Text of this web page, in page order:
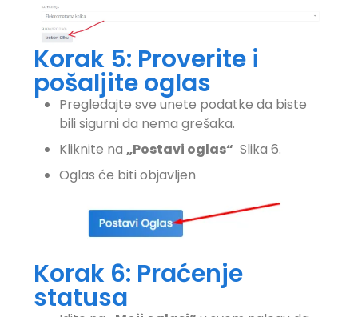
Korak 5: Proverite i
pošaljite oglas
Pregledajte sve unete podatke da biste
bili sigurni da nema grešaka.
Kliknite na „Postavi oglas“ Slika 6.
Oglas će biti objavljen
Korak 6: Praćenje
statusa